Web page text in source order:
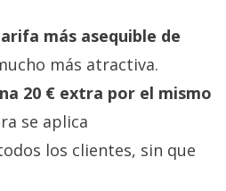
más asequible de
más atractiva.
20 € extra por el mismo
se aplica
los clientes, sin que